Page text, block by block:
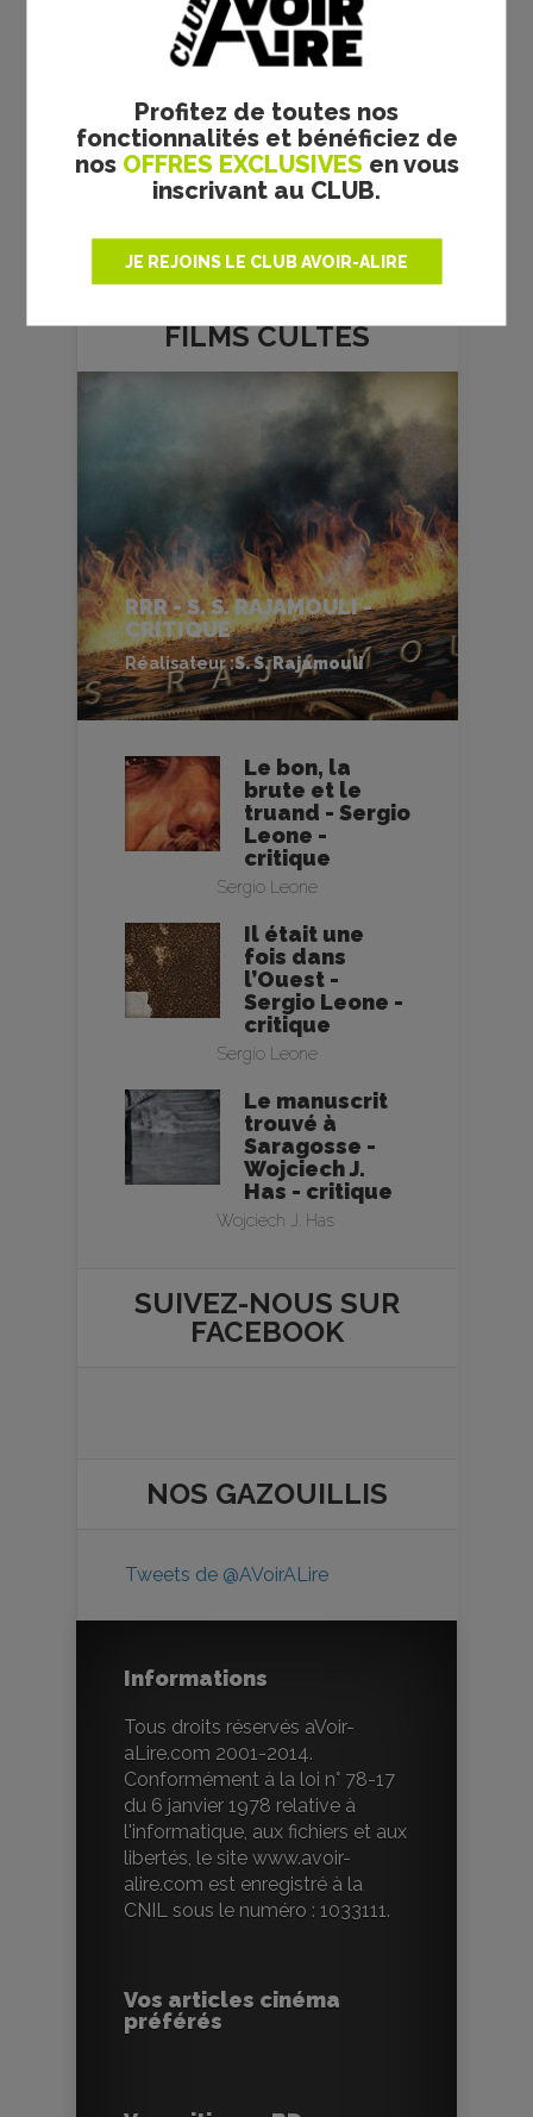
Profitez de toutes nos
fonctionnalités et bénéficiez de
nos OFFRES EXCLUSIVES en vous
inscrivant au CLUB.
JE REJOINS LE CLUB AVOIR-ALIRE
FILMSCULTES
RRR - S. S. RAJAMOULI -
CRITIQUE
Réalisateur :S. S. Rajamouli
Le bon, la
brute et le
truand - Sergio
Leone -
critique
Sergio Leone
Il était une
fois dans
l’Ouest -
Sergio Leone -
critique
Sergio Leone
Le manuscrit
trouvé à
Saragosse -
Wojciech J.
Has - critique
Wojciech J. Has
SUIVEZ-NOUS SUR
FACEBOOK
NOS GAZOUILLIS
Tweets de @AVoirALire
Informations
Tous droits réservés aVoir-
aLire.com 2001-2014.
Conformément à la loi n° 78-17
du 6 janvier 1978 relative à
l'informatique, aux fichiers et aux
libertés, le site www.avoir-
alire.com est enregistré à la
CNIL sous le numéro : 1033111.
Vos articles cinéma
préférés